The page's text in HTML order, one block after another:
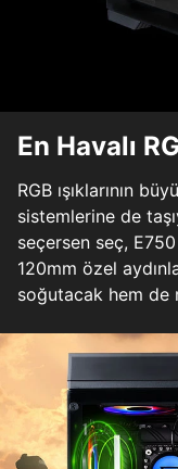
En Havalı
RGB ışıklarının
sistemlerine de
seçersen seç,
120mm özel
soğutacak hem de